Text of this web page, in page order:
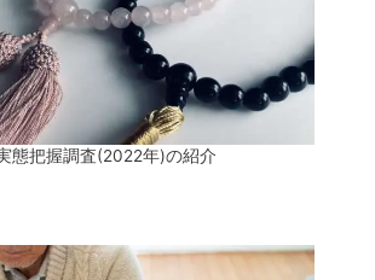
態把握調査(2022年)の紹介